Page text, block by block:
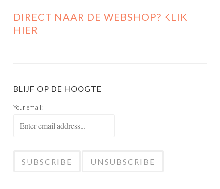
DIRECT NAAR DE WEBSHOP? KLIK
HIER
BLIJF OP DE HOOGTE
Your email: